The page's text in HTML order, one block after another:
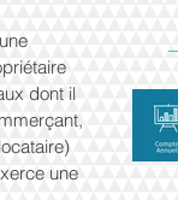
dont il
une